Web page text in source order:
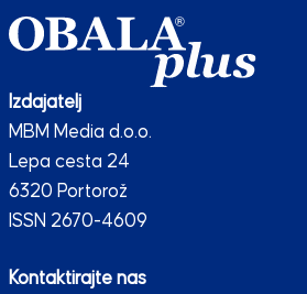
Izdajatelj
MBM Media d.o.o.
Lepa cesta 24
6320 Portorož
ISSN 2670-4609
Kontaktirajte nas